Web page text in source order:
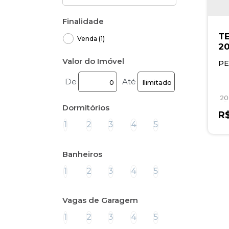
Finalidade
Venda (1)
Valor do Imóvel
De Até
Dormitórios
1
2 3 4 5
Banheiros
1
2 3 4 5
Vagas de Garagem
1
2 3 4 5